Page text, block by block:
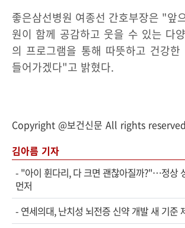
좋은삼선병원 여종선 간호부장은 "앞
원이 함께 공감하고 웃을 수 있는 다
의 프로그램을 통해 따뜻하고 건강
들어가겠다"고 밝혔다.
Copyright @보건신문 All rights
김아름 기자
- "아이 휜다리, 다 크면 괜찮아질까?"…정상
먼저
- 연세의대, 난치성 뇌전증 신약 개발 새 기준